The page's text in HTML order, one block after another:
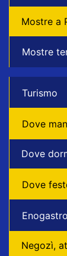
Mostre a
Mostre
Turismo
Dove
Dove
Dove
Negozì,